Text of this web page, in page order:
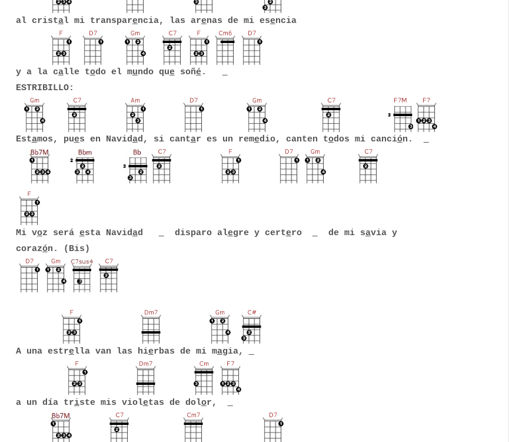
al cristal mi transparencia, las arenas de mi esencia
y a la calle todo el mundo quesoñé.
ESTRIBILLO:
Estamos, pues en Navidad, si cantar es un remedio, canten todos mi canción.
Mi voz será esta Navidad disparo alegre y certero de mi savia y
corazón. (Bis)
A una estrella van las hierbas de mi magia,
a un día triste mis violetas de dolor,